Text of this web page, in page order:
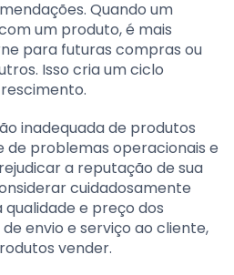
Quando um
um produto, é mais
para futuras compras ou
Isso cria um ciclo
inadequada de produtos
de problemas operacionais e
a reputação de sua
cuidadosamente
e preço dos
envio e serviço ao cliente,
vender.